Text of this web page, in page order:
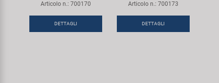
Articolo n.: 700170
DETTAGLI
Articolo n.: 700173
DETTAGLI